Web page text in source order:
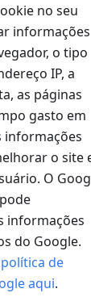
no seu
informações
o tipo
IP, a
as páginas
gasto em
informações
o site
O
informações
do Google.
de
aqui.